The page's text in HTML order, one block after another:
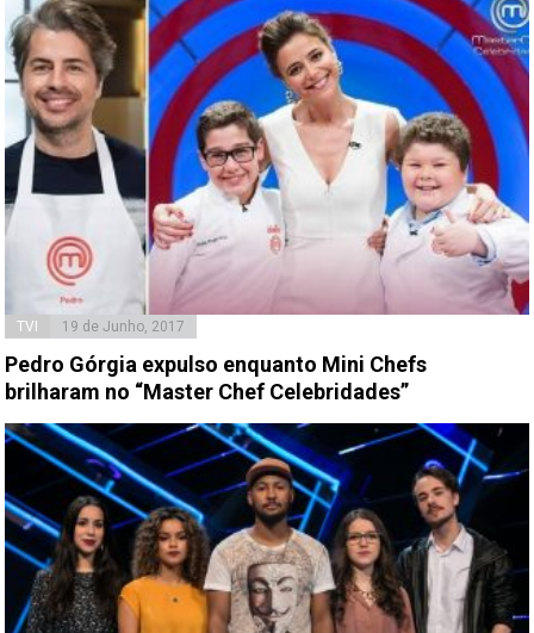
TVI 19 de Junho, 2017
Pedro Górgia expulso enquanto Mini Chefs
brilharam no “Master Chef Celebridades”